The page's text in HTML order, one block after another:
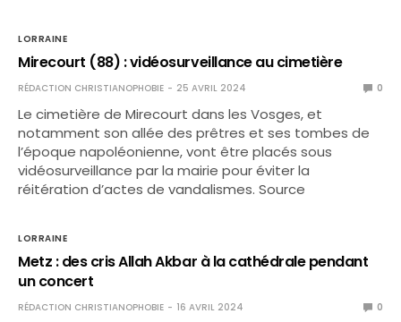
LORRAINE
Mirecourt (88) : vidéosurveillance au cimetière
RÉDACTION CHRISTIANOPHOBIE 25 AVRIL 2024 0
Le cimetière de Mirecourt dans les Vosges, et
notamment son allée des prêtres et ses tombes de
l’époque napoléonienne, vont être placés sous
vidéosurveillance par la mairie pour éviter la
réitération d’actes de vandalismes. Source
LORRAINE
Metz : des cris Allah Akbar à la cathédrale pendant
un concert
RÉDACTION CHRISTIANOPHOBIE 16 AVRIL 2024 0